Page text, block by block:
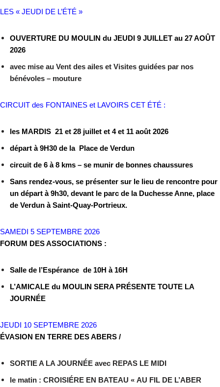
LES « JEUDI DE L’ÉTÉ »
OUVERTURE DU MOULIN du JEUDI 9 JUILLET au 27 AOÛT
2026
avec mise au Vent des ailes et Visites guidées par nos
bénévoles – mouture
CIRCUIT des FONTAINES et LAVOIRS CET ÉTÉ :
les MARDIS 21 et 28 juillet et 4 et 11 août 2026
départ à 9H30 de la Place de Verdun
circuit de 6 à 8 kms – se munir de bonnes chaussures
Sans rendez-vous, se présenter sur le lieu de rencontre pour
un départ à 9h30, devant le parc de la Duchesse Anne, place
de Verdun à Saint-Quay-Portrieux.
SAMEDI 5 SEPTEMBRE 2026
FORUM DES ASSOCIATIONS :
Salle de l’Espérance de 10H à 16H
L’AMICALE du MOULIN SERA PRÉSENTE TOUTE LA
JOURNÉE
JEUDI 10 SEPTEMBRE 2026
ÉVASION EN TERRE DES ABERS /
SORTIE A LA JOURNÉE avec REPAS LE MIDI
le matin : CROISIÉRE EN BATEAU « AU FIL DE L’ABER